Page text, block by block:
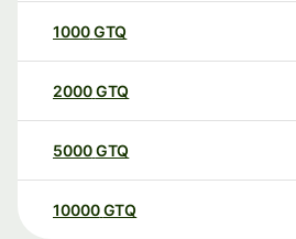
1000GTQ
2000GTQ
5000GTQ
10000 GTQ